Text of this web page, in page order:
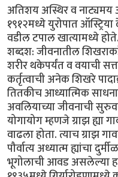
अतिशय अस्थिर व नाट्यमय
१९१२मध्ये युरोपात
वडील टपाल खात्यामध्ये
शब्दश: जीवनातील
शरीर थकेपर्यंत व वयाची
कर्तृत्वाची अनेक शिखरे
तितकीच आध्यात्मिक
अवलियाच्या जीवनाची
योगायोग म्हणजे ग्राझ ह्या
वाढला होता. त्याच ग्राझ
पौर्वात्य अध्यात्म ह्यांचा
भूगोलाची आवड असलेल्या